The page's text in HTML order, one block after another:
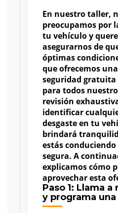
En nuestro taller,
preocupamos por
tu vehículo y
asegurarnos de
óptimas
que ofrecemos
seguridad gratuita
para todos
revisión
identificar
desgaste en tu
brindará
estás
segura. A
explicamos cómo
aprovechar esta
Paso 1: Llama
y programa